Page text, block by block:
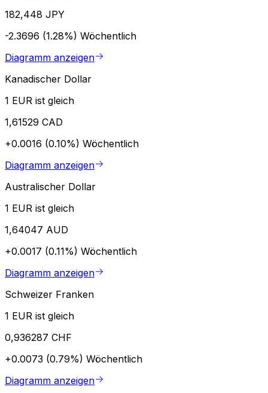
182,448 JPY
-2.3696 (1.28%) Wöchentlich
Diagramm anzeigen
Kanadischer Dollar
1 EUR ist gleich
1,61529 CAD
+0.0016 (0.10%) Wöchentlich
Diagramm anzeigen
Australischer Dollar
1 EUR ist gleich
1,64047 AUD
+0.0017 (0.11%) Wöchentlich
Diagramm anzeigen
Schweizer Franken
1 EUR ist gleich
0,936287 CHF
+0.0073 (0.79%) Wöchentlich
Diagramm anzeigen